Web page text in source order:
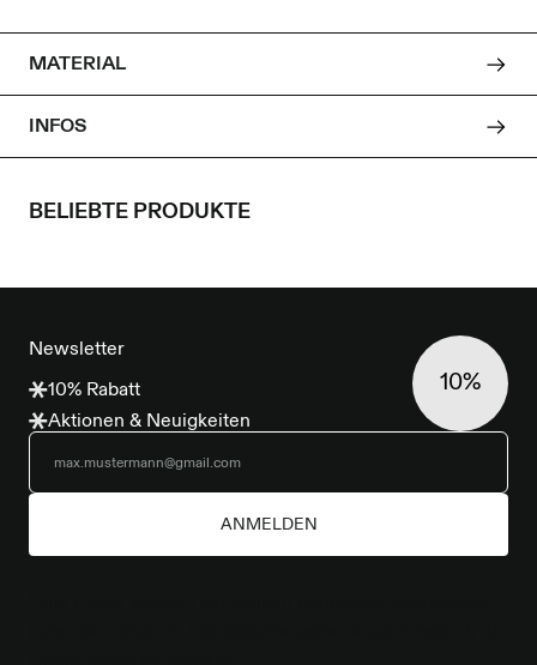
Atmungsaktiv und hautsympathisch. .
Weiterer Beinabschluss - leichtes tragen.
MATERIAL
INFOS
BELIEBTE PRODUKTE
Newsletter
10% Rabatt
Aktionen & Neuigkeiten
ANMELDEN
10%